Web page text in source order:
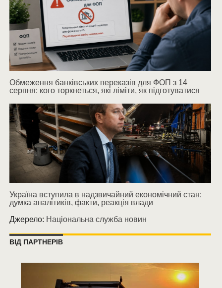
Обмеження банківських переказів для ФОП з 14
серпня: кого торкнеться, які ліміти, як підготуватися
Україна вступила в надзвичайний економічний стан:
думка аналітиків, факти, реакція влади
Джерело: Національна служба новин
ВІД ПАРТНЕРІВ